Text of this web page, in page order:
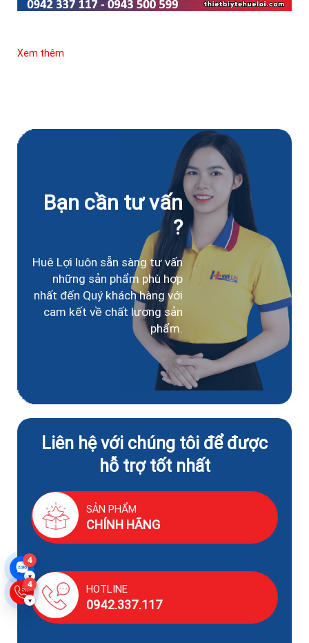
Xem thêm
Bạn cần tư vấn
?
Huê Lợi luôn sẵn sàng tư vấn
những sản phẩm phù hợp
nhất đến Quý khách hàng với
cam kết về chất lượng sản
phẩm.
Liên hệ với chúng tôi để được
hỗ trợ tốt nhất
SẢN PHẨM
CHÍNH HÃNG
HOTLINE
0942.337.117
4
▾
4
▾